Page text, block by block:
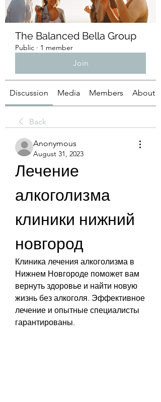
The Balanced Bella Group
Public · 1 member
Join
Discussion Media Members About
Back
Anonymous
August 31, 2023
Лечение
алкоголизма
клиники нижний
новгород
Клиника лечения алкоголизма в
Нижнем Новгороде поможет вам
вернуть здоровье и найти новую
жизнь без алкоголя. Эффективное
лечение и опытные специалисты
гарантированы.